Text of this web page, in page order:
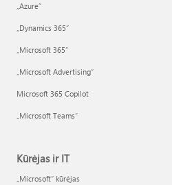
„Azure”
„Dynamics 365“
„Microsoft 365“
„Microsoft Advertising“
Microsoft 365 Copilot
„Microsoft Teams“
Kūrėjas ir IT
„Microsoft“ kūrėjas